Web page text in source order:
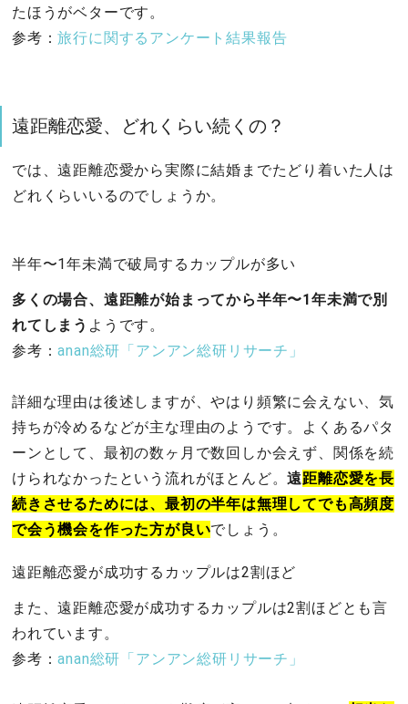
たほうがベターです。
参考：旅行に関するアンケート結果報告
遠距離恋愛、どれくらい続くの？
では、遠距離恋愛から実際に結婚までたどり着いた人は
どれくらいいるのでしょうか。
半年〜1年未満で破局するカップルが多い
多くの場合、遠距離が始まってから半年〜1年未満で別
れてしまう ようです。
参考：anan総研「アンアン総研リサーチ」
詳細な理由は後述しますが、やはり頻繁に会えない、気
持ちが冷めるなどが主な理由のようです。よくあるパタ
ーンとして、最初の数ヶ月で数回しか会えず、関係を続
けられなかったという流れがほとんど。遠距離恋愛を長
続きさせるためには、最初の半年は無理してでも高頻度
で会う機会を作った方が良いでしょう。
遠距離恋愛が成功するカップルは2割ほど
また、遠距離恋愛が成功するカップルは2割ほどとも言
われています。
参考：anan総研「アンアン総研リサーチ」